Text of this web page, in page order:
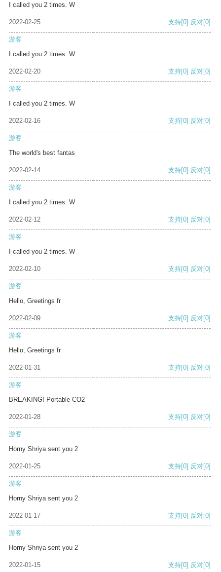
I called you 2 times. W
2022-02-25 支持[0] 反对[0]
游客
I called you 2 times. W
2022-02-20 支持[0] 反对[0]
游客
I called you 2 times. W
2022-02-16 支持[0] 反对[0]
游客
The world's best fantas
2022-02-14 支持[0] 反对[0]
游客
I called you 2 times. W
2022-02-12 支持[0] 反对[0]
游客
I called you 2 times. W
2022-02-10 支持[0] 反对[0]
游客
Hello, Greetings fr
2022-02-09 支持[0] 反对[0]
游客
Hello, Greetings fr
2022-01-31 支持[0] 反对[0]
游客
BREAKING! Portable CO2
2022-01-28 支持[0] 反对[0]
游客
Horny Shriya sent you 2
2022-01-25 支持[0] 反对[0]
游客
Horny Shriya sent you 2
2022-01-17 支持[0] 反对[0]
游客
Horny Shriya sent you 2
2022-01-15 支持[0] 反对[0]